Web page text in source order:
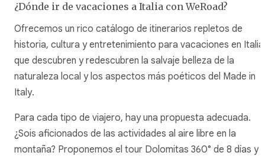
¿Dónde ir de vacaciones a Italia con WeRoad?
Ofrecemos un rico catálogo de itinerarios repletos de
historia, cultura y entretenimiento para vacaciones en Italia
que descubren y redescubren la salvaje belleza de la
naturaleza local y los aspectos más poéticos del Made in
Italy.
Para cada tipo de viajero, hay una propuesta adecuada.
¿Sois aficionados de las actividades al aire libre en la
montaña? Proponemos el tour Dolomitas 360° de 8 días y